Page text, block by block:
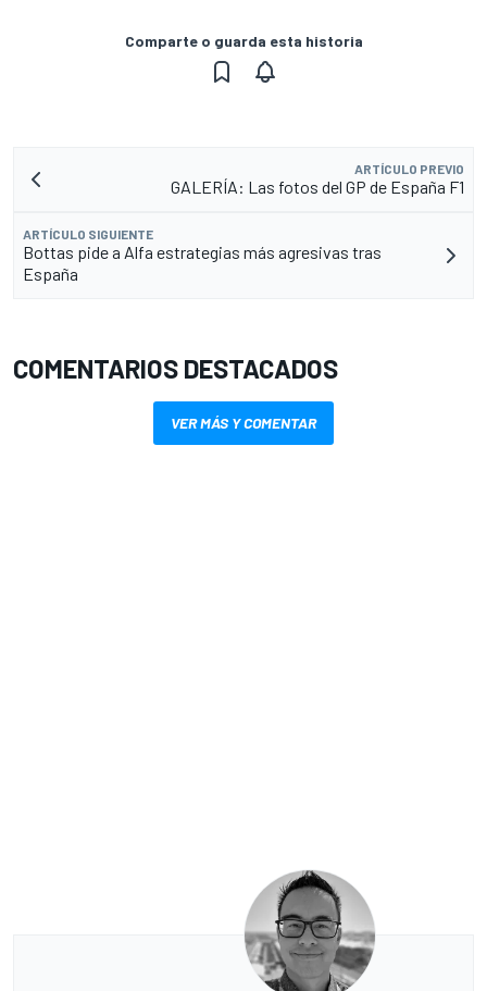
Comparte o guarda esta historia
ARTÍCULO PREVIO
GALERÍA: Las fotos del GP de España F1
ARTÍCULO SIGUIENTE
Bottas pide a Alfa estrategias más agresivas tras
España
COMENTARIOS DESTACADOS
VER MÁS Y COMENTAR